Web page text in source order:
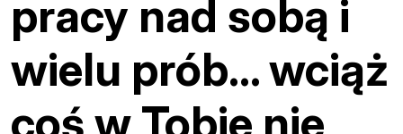
pracy nad sobą i
wielu prób… wciąż